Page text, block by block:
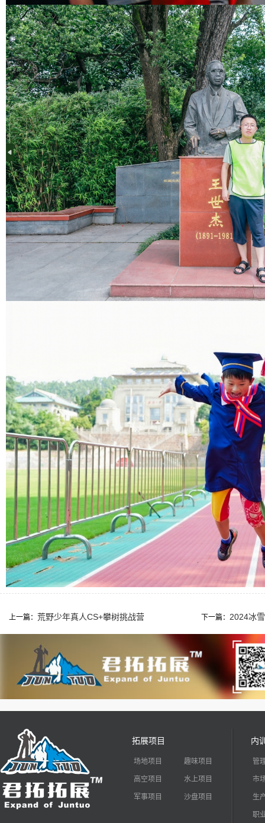
上一篇： 荒野少年真人CS+攀树挑战营 下一篇： 2024冰
拓展项目
场地项目 趣味项目
高空项目 水上项目
军事项目 沙盘项目
内
管
市
生
职